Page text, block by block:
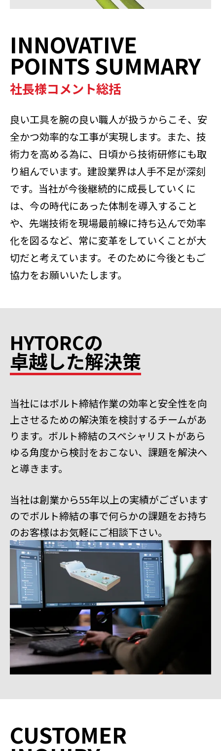
INNOVATIVE
POINTS SUMMARY
社長様コメント総括
良い工具を腕の良い職人が扱うからこそ、安
全かつ効率的な工事が実現します。また、技
術力を高める為に、日頃から技術研修にも取
り組んでいます。建設業界は人手不足が深刻
です。当社が今後継続的に成長していくに
は、今の時代にあった体制を導入すること
や、先端技術を現場最前線に持ち込んで効率
化を図るなど、常に変革をしていくことが大
切だと考えています。そのために今後ともご
協力をお願いいたします。
HYTORCの
卓越した解決策
当社にはボルト締結作業の効率と安全性を向
上させるための解決策を検討するチームがあ
ります。ボルト締結のスペシャリストがあら
ゆる角度から検討をおこない、課題を解決へ
と導きます。
当社は創業から55年以上の実績がございます
のでボルト締結の事で何らかの課題をお持ち
のお客様はお気軽にご相談下さい。
CUSTOMER